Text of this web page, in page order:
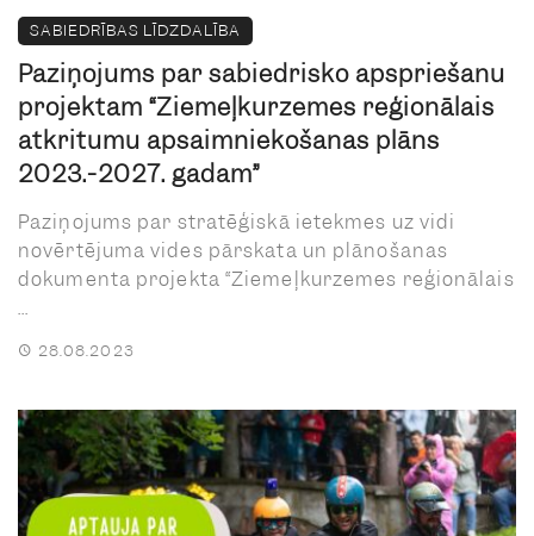
SABIEDRĪBAS LĪDZDALĪBA
Paziņojums par sabiedrisko apspriešanu
projektam “Ziemeļkurzemes reģionālais
atkritumu apsaimniekošanas plāns
2023.-2027. gadam”
Paziņojums par stratēģiskā ietekmes uz vidi
novērtējuma vides pārskata un plānošanas
dokumenta projekta “Ziemeļkurzemes reģionālais
...
28.08.2023